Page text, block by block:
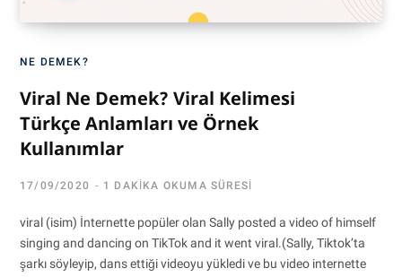
NE DEMEK?
Viral Ne Demek? Viral Kelimesi
Türkçe Anlamları ve Örnek
Kullanımlar
17/09/2020 1 DAKIKA OKUMA SÜRESI
viral (isim) İnternette popüler olan Sally posted a video of himself
singing and dancing on TikTok and it went viral.(Sally, Tiktok’ta
şarkı söyleyip, dans ettiği videoyu yükledi ve bu video internette